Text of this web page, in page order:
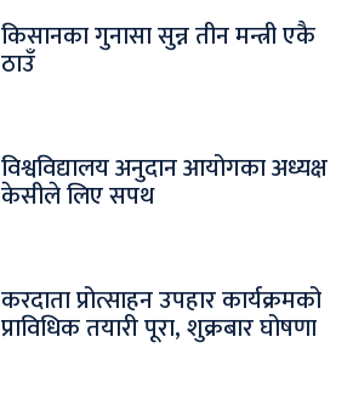
किसानका गुनासा सुन्न तीन मन्त्री एकै
ठाउँ
विश्वविद्यालय अनुदान आयोगका अध्यक्ष
केसीले लिए सपथ
करदाता प्रोत्साहन उपहार कार्यक्रमको
प्राविधिक तयारी पूरा, शुक्रबार घोषणा